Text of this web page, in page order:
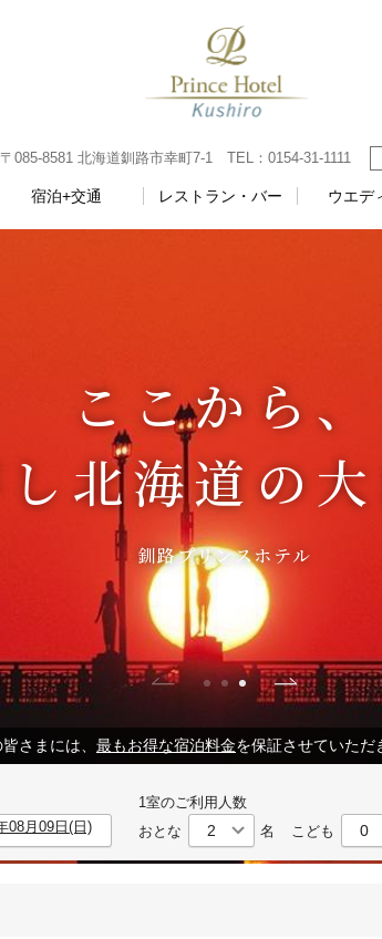
085-8581 北海道釧路市幸町7-1 TEL：0154-31-1111
宿泊+交通 レストラン・バー ウエデ
ここから、
北海道の
釧路プリンスホテル
さまには、 最もお得な宿泊料金を保証させていただ
1室のご利用人数
おとな
名 こども